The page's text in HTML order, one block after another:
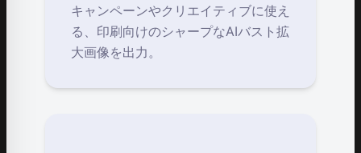
キャンペーンやクリエイティブに使え
る、印刷向けのシャープなAIバスト拡
大画像を出力。